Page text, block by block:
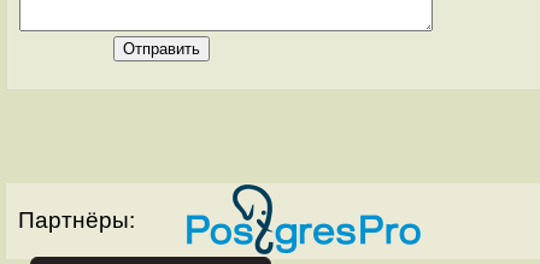
Партнёры: